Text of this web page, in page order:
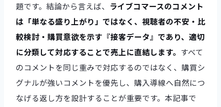
題です。結論から言えば、 ライブコマースのコメント
は「単なる盛り上がり」ではなく、視聴者の不安・比
較検討・購買意欲を示す『接客データ』であり、適切
に分類して対応することで売上に直結します。 すべて
のコメントを同じ重みで対応するのではなく、購買シ
グナルが強いコメントを優先し、購入導線へ自然につ
なげる返し方を設計することが重要です。本記事で